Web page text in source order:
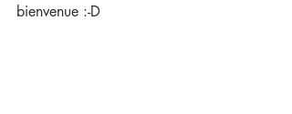
bienvenue :-D